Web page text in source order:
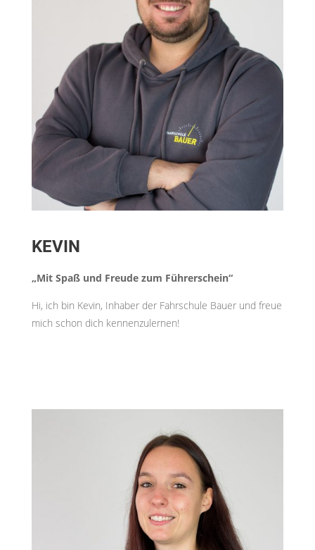
KEVIN
„Mit Spaß und Freude zum Führerschein“
Hi, ich bin Kevin, Inhaber der Fahrschule Bauer und freue
mich schon dich kennenzulernen!